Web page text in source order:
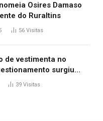
Osires Damaso
do Ruraltins
56 Visitas
de vestimenta no
surgiu
mulher de
39 Visitas